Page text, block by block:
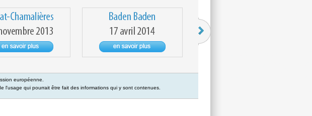
européenne.
l'usage qui pourrait être fait des informations qui y sont contenues.